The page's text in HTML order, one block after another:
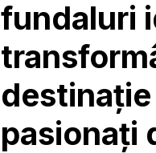
fundaluri
pasionați